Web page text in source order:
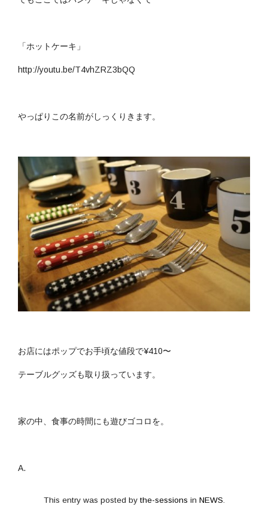
「ホットケーキ」
http://youtu.be/T4vhZRZ3bQQ
やっぱりこの名前がしっくりきます。
お店にはポップでお手頃な値段で¥410〜
テーブルグッズも取り扱っています。
家の中、食事の時間にも遊びゴコロを。
A.
This entry was posted by the-sessions in NEWS.